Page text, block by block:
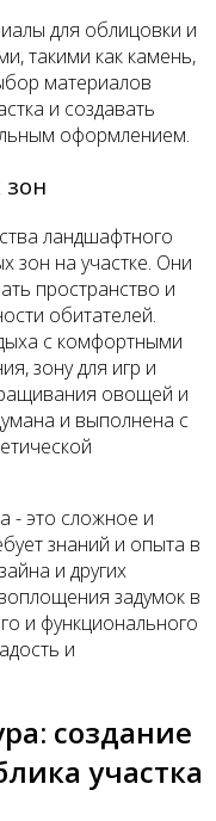
для облицовки и
такими как камень,
материалов
и создавать
оформлением.
ландшафтного
зон на участке. Они
пространство и
обитателей.
с комфортными
зону для игр и
овощей и
и выполнена с
- это сложное и
знаний и опыта в
и других
задумок в
и функционального
и
создание
участка